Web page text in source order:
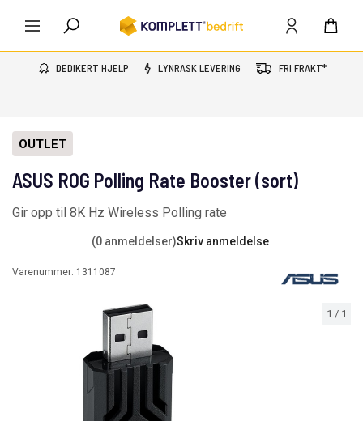
DEDIKERT HJELP LYNRASK LEVERING FRI FRAKT*
1 / 1
OUTLET
ASUS ROG Polling Rate Booster (sort)
Gir opp til 8K Hz Wireless Polling rate
(0 anmeldelser)Skriv anmeldelse
Varenummer: 1311087